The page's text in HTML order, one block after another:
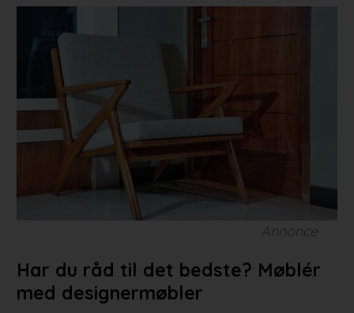
Belysning
Akustik
Bad og køkken
Indretningsprojekter
Annonce
Har du råd til det bedste? Møblér
med designermøbler